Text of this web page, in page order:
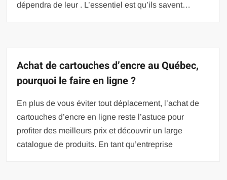
dépendra de leur . L’essentiel est qu’ils savent…
Achat de cartouches d’encre au Québec,
pourquoi le faire en ligne ?
En plus de vous éviter tout déplacement, l’achat de
cartouches d’encre en ligne reste l’astuce pour
profiter des meilleurs prix et découvrir un large
catalogue de produits. En tant qu’entreprise